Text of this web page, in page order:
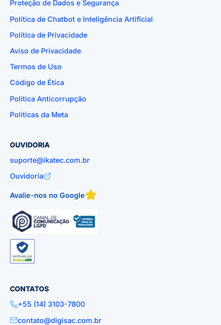
Proteção de Dados e Segurança
Política de Chatbot e Inteligência Artificial
Política de Privacidade
Aviso de Privacidade
Termos de Uso
Código de Ética
Política Anticorrupção
Políticas da Meta
OUVIDORIA
suporte@ikatec.com.br
Ouvidoria
Avalie-nos no Google
CONTATOS
+55 (14) 3103-7800
contato@digisac.com.br